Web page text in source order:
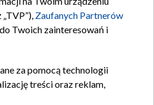
Zaufanych Partnerów
Twoich zainteresowań i
za pomocą technologii
treści oraz reklam,